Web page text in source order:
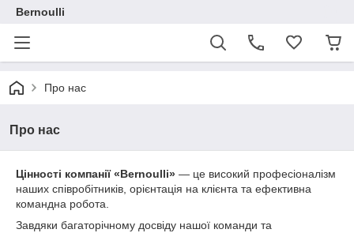
Bernoulli
Про нас
Про нас
Цінності компанії «Bernoulli» — це високий професіоналізм
наших співробітників, орієнтація на клієнта та ефективна
командна робота.
Завдяки багаторічному досвіду нашої команди та